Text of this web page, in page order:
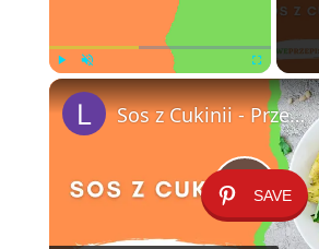
Fullscreen
SAVE
P
Sos z Cukinii - Przepis na Letni Sos z Cukinii | LatwePrzepisy.com